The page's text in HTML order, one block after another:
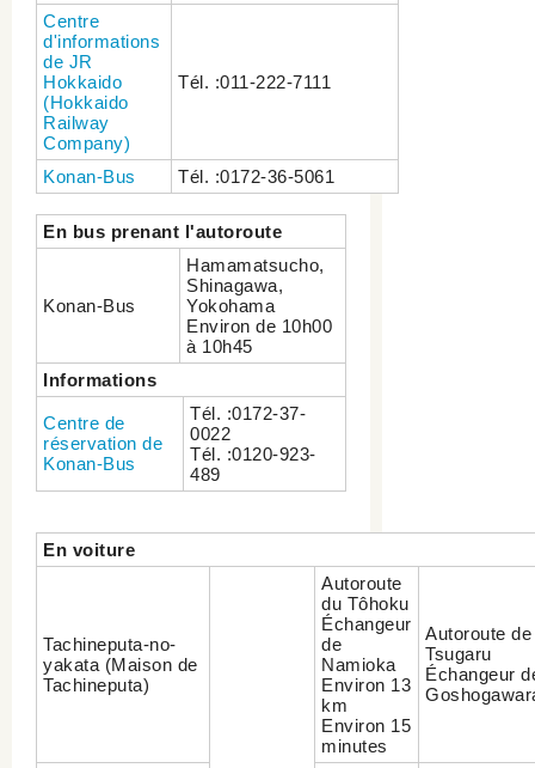
Centre
d'informations
de JR
Hokkaido
(Hokkaido
Railway
Company)
Tél. :011-222-7111
Konan-Bus Tél. :0172-36-5061
En bus prenant l'autoroute
Konan-Bus
Hamamatsucho,
Shinagawa,
Yokohama
Environ de 10h00
à 10h45
Informations
Centre de
réservation de
Konan-Bus
Tél. :0172-37-
0022
Tél. :0120-923-
489
En voiture
Tachineputa-no-
yakata (Maison de
Tachineputa)
Autoroute
du Tôhoku
Échangeur
de
Namioka
Environ 13
km
Environ 15
minutes
Autoroute de
Tsugaru
Échangeur